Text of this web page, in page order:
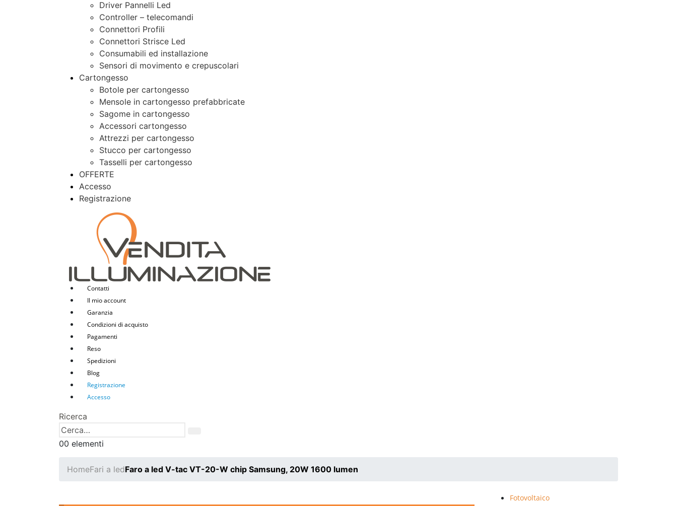
Driver Pannelli Led
Controller – telecomandi
Connettori Profili
Connettori Strisce Led
Consumabili ed installazione
Sensori di movimento e crepuscolari
Cartongesso
Botole per cartongesso
Mensole in cartongesso prefabbricate
Sagome in cartongesso
Accessori cartongesso
Attrezzi per cartongesso
Stucco per cartongesso
Tasselli per cartongesso
OFFERTE
Accesso
Registrazione
Contatti
Il mio account
Garanzia
Condizioni di acquisto
Pagamenti
Reso
Spedizioni
Blog
Registrazione
Accesso
Ricerca
00 elementi
HomeFari a ledFaro a led V-tac VT-20-W chip Samsung, 20W 1600 lumen
Fotovoltaico